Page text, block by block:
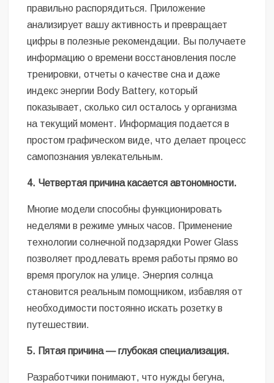
правильно распорядиться. Приложение
анализирует вашу активность и превращает
цифры в полезные рекомендации. Вы получаете
информацию о времени восстановления после
тренировки, отчеты о качестве сна и даже
индекс энергии Body Battery, который
показывает, сколько сил осталось у организма
на текущий момент. Информация подается в
простом графическом виде, что делает процесс
самопознания увлекательным.
4. Четвертая причина касается автономности.
Многие модели способны функционировать
неделями в режиме умных часов. Применение
технологии солнечной подзарядки Power Glass
позволяет продлевать время работы прямо во
время прогулок на улице. Энергия солнца
становится реальным помощником, избавляя от
необходимости постоянно искать розетку в
путешествии.
5. Пятая причина— глубокая специализация.
Разработчики понимают, что нужды бегуна,